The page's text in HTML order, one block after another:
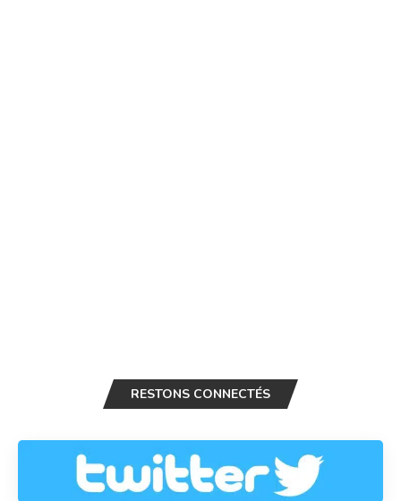
RESTONS CONNECTÉS